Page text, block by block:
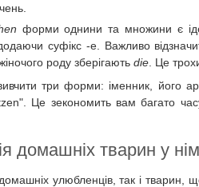
форми однини та множини є
суфікс -e. Важливо
роду зберігають die . Це
три форми: іменник, його
Це зекономить вам багато
домашніх тварин у
улюбленців, так і